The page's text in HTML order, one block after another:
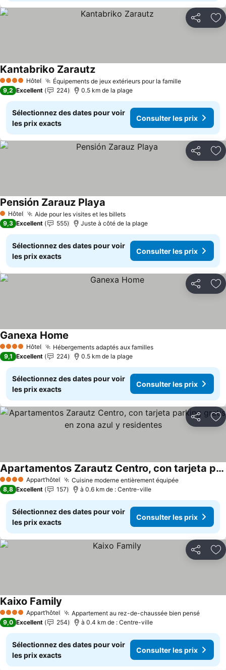
Partager
4 Étoiles Hôtel Équipements de jeux extérieurs pour la familleConsulter
Kantabriko ZarautzConsulter les prix
9,2 Excellent 224 0.5 km de la plage
Sélectionnez des dates pour voir
les prix exacts
Consulter les prix
Partager
1 Étoiles
Hôtel Aide pour les visites et les billetsConsulter les prix
Pensión Zarauz Playa
9,3 Excellent 555 Juste à côté de la plage
Sélectionnez des dates pour voir
les prix exacts
Consulter les prix
Partager
4 Étoiles Hôtel Hébergements adaptés aux famillesConsulter les prix
Ganexa Home
9,1 Excellent 224 0.5 km de la plage
Sélectionnez des dates pour voir
les prix exacts
Consulter les prix
Partager
4 Étoiles Appart’hôtel Cuisine moderne entièrement équipéeConsulter
Apartamentos Zarautz Centro, con tarjeta parking gratis en zona azul y residentes
Consulter les prix
8,8 Excellent 157 à 0.6 km de : Centre-ville
Sélectionnez des dates pour voir
les prix exacts
Consulter les prix
Partager
4 Étoiles Appart’hôtel Appartement au rez-de-chaussée bien pensé
Kaixo Family
9,0 Excellent 254 à 0.4 km de : Centre-ville
Sélectionnez des dates pour voir
les prix exacts
Consulter les prix